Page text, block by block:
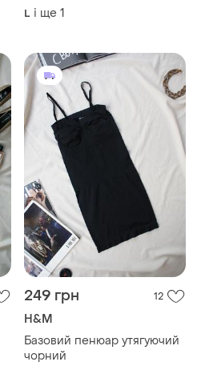
L і ще 1
249 грн 12
H&M
Базовий пенюар утягуючий
чорний